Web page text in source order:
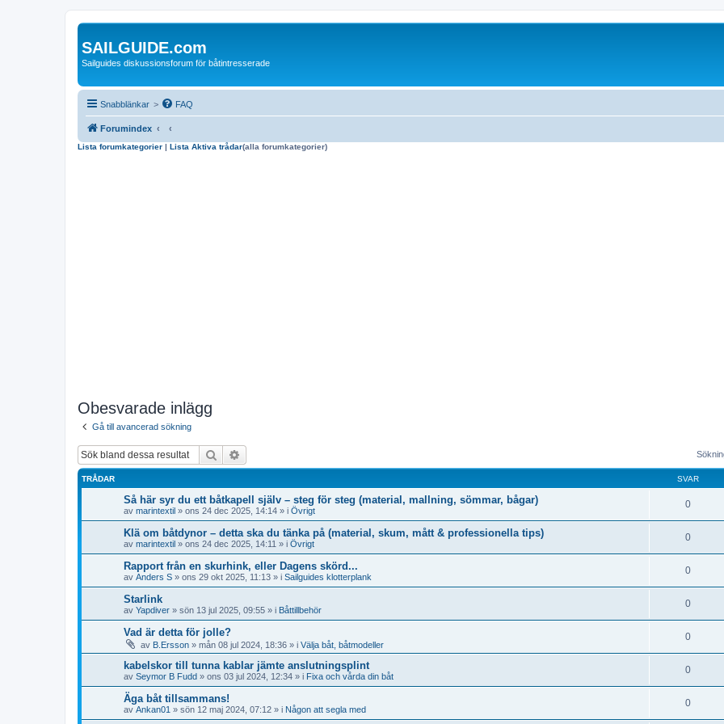
SAILGUIDE.com
Sailguides diskussionsforum för båtintresserade
Snabblänkar > FAQ
Forumindex
Lista forumkategorier | Lista Aktiva trådar(alla forumkategorier)
Obesvarade inlägg
Gå till avancerad sökning
Sök
TRÅDAR SVAR
Så här syr du ett båtkapell själv – steg för steg (material, mallning, sömmar, bågar)
av marintextil » ons 24 dec 2025, 14:14 » i Övrigt
0
Klä om båtdynor – detta ska du tänka på (material, skum, mått & professionella tips)
av marintextil » ons 24 dec 2025, 14:11 » i Övrigt
0
Rapport från en skurhink, eller Dagens skörd...
av Anders S » ons 29 okt 2025, 11:13 » i Sailguides klotterplank
0
Starlink
av Yapdiver » sön 13 jul 2025, 09:55 » i Båttillbehör
0
Vad är detta för jolle?
av B.Ersson » mån 08 jul 2024, 18:36 » i Välja båt, båtmodeller
0
kabelskor till tunna kablar jämte anslutningsplint
av Seymor B Fudd » ons 03 jul 2024, 12:34 » i Fixa och vårda din båt
0
Äga båt tillsammans!
av Ankan01 » sön 12 maj 2024, 07:12 » i Någon att segla med
0